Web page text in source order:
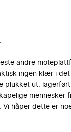
andre
ingen klær i
plukket ut,
mennesker
Vi håper dette er